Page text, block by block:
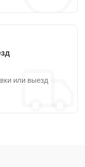
или выезд